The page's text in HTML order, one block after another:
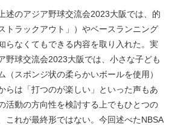
述のアジア野球交流会2023大阪では、的
トラックアウト」）やベースランニング
らなくてもできる内容を取り入れた。実
野球交流会2023大阪では、小さな子ども
（スポンジ状の柔らかいボールを使用）
らは「打つのが楽しい」といった声もあ
活動の方向性を検討する上でもひとつの
これが最終形ではない。今回述べたNBSA